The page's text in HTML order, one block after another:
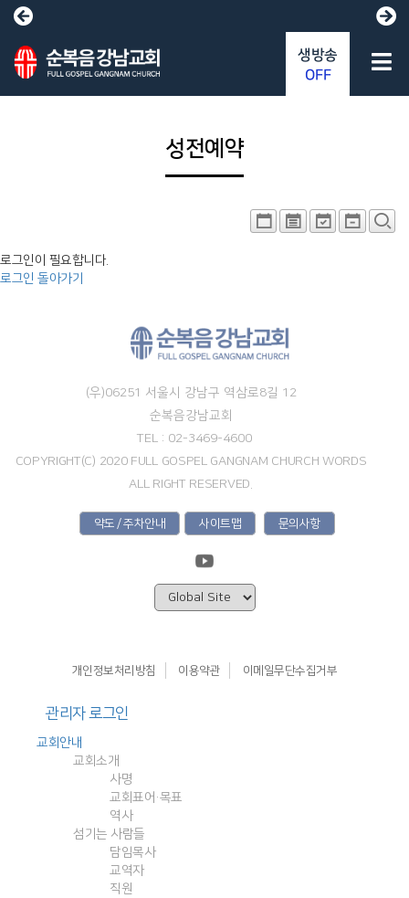
생방송
OFF
성전예약
로그인이 필요합니다.
로그인 돌아가기
(우)06251 서울시 강남구 역삼로8길 12
순복음강남교회
TEL : 02-3469-4600
COPYRIGHT(C) 2020 FULL GOSPEL GANGNAM CHURCH WORDS
ALL RIGHT RESERVED.
약도 / 주차안내 사이트맵 문의사항
개인정보처리방침 이용약관 이메일무단수집거부
관리자 로그인
교회안내
교회소개
사명
교회표어·목표
역사
섬기는 사람들
담임목사
교역자
직원